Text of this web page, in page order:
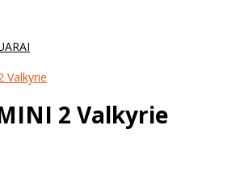
Valkyrie
2 Valkyrie